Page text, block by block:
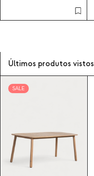
Últimos produtos vistos
SALE